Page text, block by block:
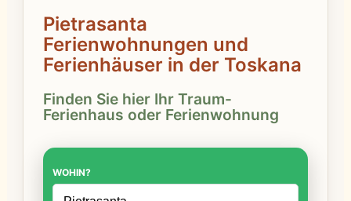
Pietrasanta
Ferienwohnungen und
Ferienhäuser in der Toskana
Finden Sie hier Ihr Traum-
Ferienhaus oder Ferienwohnung
WOHIN?